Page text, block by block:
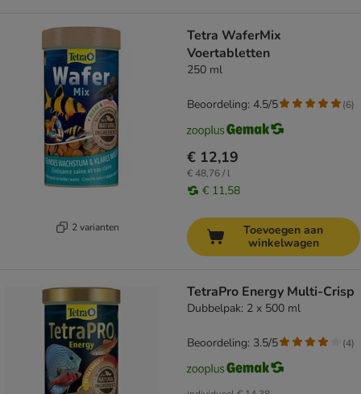
2 varianten
Tetra WaferMix
Voertabletten
250 ml
€ 12,19
€ 48,76 / l
€ 11,58
Beoordeling: 4.5/5 (6)
Toevoegen aan
winkelwagen
TetraPro Energy Multi-Crisp
Dubbelpak: 2 x 500 ml
Beoordeling: 3.5/5 (4)